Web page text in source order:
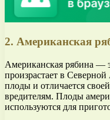
2. Американская
Американская рябина —
произрастает в
плоды и отличается
вредителям. Плоды
используются для